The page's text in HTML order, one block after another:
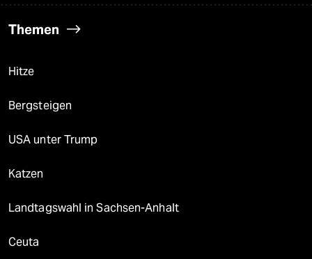
Themen
Hitze
Bergsteigen
USA unter Trump
Katzen
Landtagswahl in Sachsen-Anhalt
Ceuta